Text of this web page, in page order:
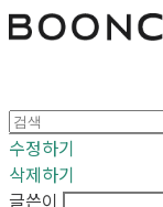
수정하기
삭제하기
글쓴이